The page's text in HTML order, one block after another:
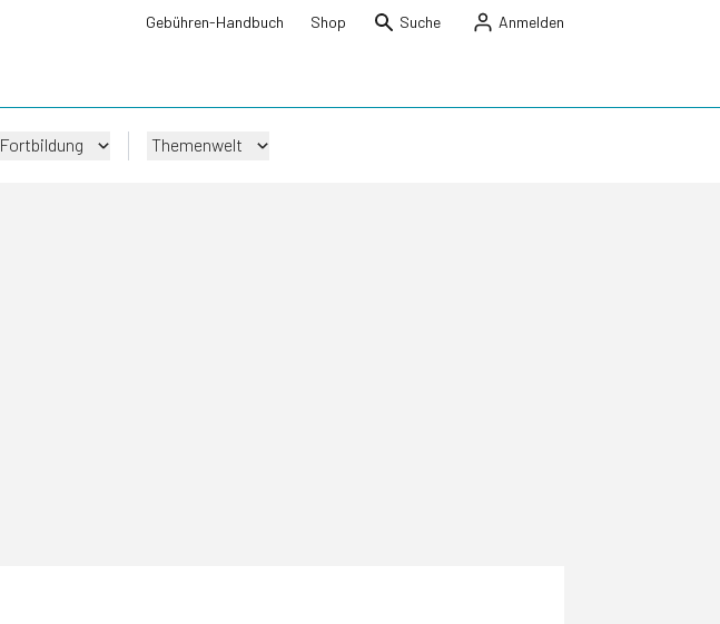
Gebühren-Handbuch Shop Suche Anmelden
Fortbildung Themenwelt